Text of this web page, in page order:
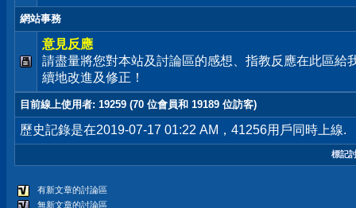
網站事務
意見反應
請盡量將您對本站及討論區的感想、指教反應在此區給
續地改進及修正！
目前線上使用者: 19259 (70 位會員和 19189 位訪客)
歷史記錄是在2019-07-17 01:22 AM，41256用戶同時上線.
標記
有新文章的討論區
無新文章的討論區